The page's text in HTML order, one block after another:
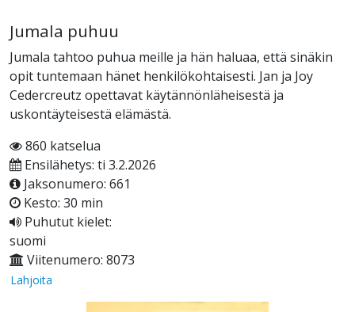
Jumala puhuu
Jumala tahtoo puhua meille ja hän haluaa, että sinäkin
opit tuntemaan hänet henkilökohtaisesti. Jan ja Joy
Cedercreutz opettavat käytännönläheisestä ja
uskontäyteisestä elämästä.
860 katselua
Ensilähetys: ti 3.2.2026
Jaksonumero: 661
Kesto: 30 min
Puhutut kielet:
suomi
Viitenumero: 8073
Lahjoita